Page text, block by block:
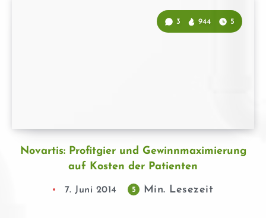
Novartis: Profitgier und Gewinnmaximierung
auf Kosten der Patienten
3 944 5
7. Juni 2014 5 Min. Lesezeit